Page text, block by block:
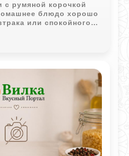
с румяной корочкой
блюдо хорошо
или спокойного